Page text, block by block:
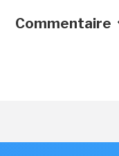
Commentaire